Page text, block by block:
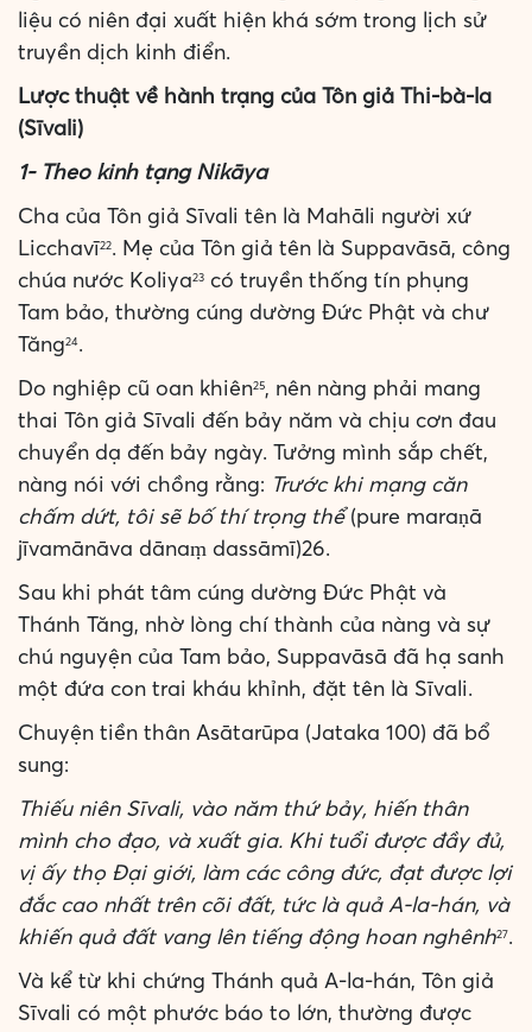
liệu có niên đại xuất hiện khá sớm trong lịch sử
truyền dịch kinh điển.
Lược thuật về hành trạng của Tôn giả Thi-bà-la
(Sīvali)
1- Theo kinh tạng Nikāya
Cha của Tôn giả Sīvali tên là Mahāli người xứ
Licchavī22. Mẹ của Tôn giả tên là Suppavāsā, công
chúa nước Koliya23 có truyền thống tín phụng
Tam bảo, thường cúng dường Đức Phật và chư
Tăng24.
Do nghiệp cũ oan khiên25, nên nàng phải mang
thai Tôn giả Sīvali đến bảy năm và chịu cơn đau
chuyển dạ đến bảy ngày. Tưởng mình sắp chết,
nàng nói với chồng rằng: Trước khi mạng căn
chấm dứt, tôi sẽ bố thí trọng thể(pure maraṇā
jīvamānāva dānaṃ dassāmī)26.
Sau khi phát tâm cúng dường Đức Phật và
Thánh Tăng, nhờ lòng chí thành của nàng và sự
chú nguyện của Tam bảo, Suppavāsā đã hạ sanh
một đứa con trai kháu khỉnh, đặt tên là Sīvali.
Chuyện tiền thân Asātarūpa (Jataka 100) đã bổ
sung:
Thiếu niên Sīvali, vào năm thứ bảy, hiến thân
mình cho đạo, và xuất gia. Khi tuổi được đầy đủ,
vị ấy thọ Đại giới, làm các công đức, đạt được lợi
đắc cao nhất trên cõi đất, tức là quả A-la-hán, và
khiến quả đất vang lên tiếng động hoan nghênh27.
Và kể từ khi chứng Thánh quả A-la-hán, Tôn giả
Sīvali có một phước báo to lớn, thường được